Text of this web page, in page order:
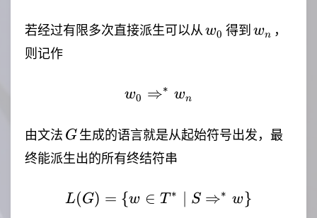
若经过有限多次直接派生可以从w_0
w0 得到 w_n
wn ，
则记作
w_0 \Rightarrow^*
w0 ⇒∗ wn
由文法 G
G 生成的语言就是从起始符号出发，最
终能派生出的所有终结符串
L(G)=\lbrace{}w\in
L(G) = {w ∈ T ∗ S ⇒∗ w}